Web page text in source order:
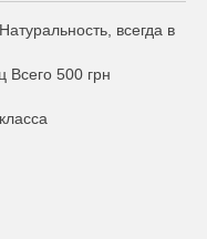
всегда в
Всего 500 грн